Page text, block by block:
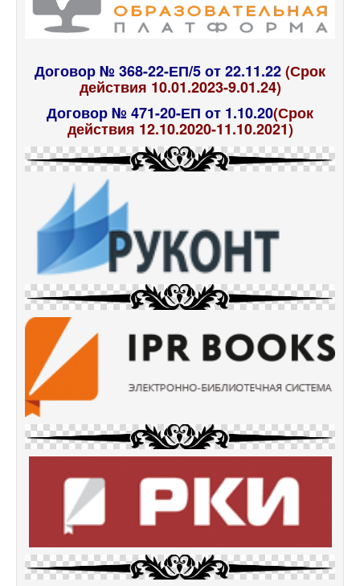
Договор № 368-22-ЕП/5 от 22.11.22(Срок
действия 10.01.2023-9.01.24)
Договор № 471-20-ЕП от 1.10.20(Срок
действия 12.10.2020-11.10.2021)